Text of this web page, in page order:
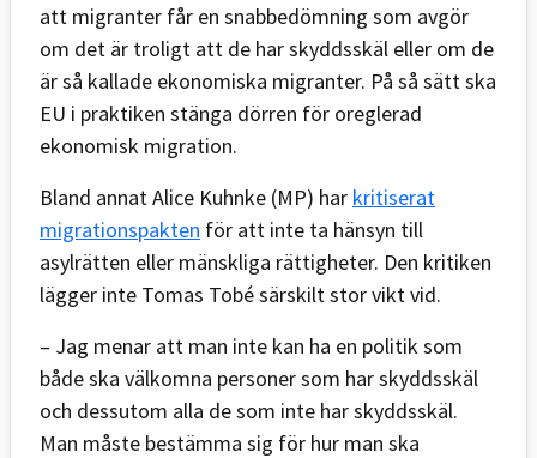
att migranter får en snabbedömning som avgör
om det är troligt att de har skyddsskäl eller om de
är så kallade ekonomiska migranter. På så sätt ska
EU i praktiken stänga dörren för oreglerad
ekonomisk migration.
Bland annat Alice Kuhnke (MP) har kritiserat
migrationspakten för att inte ta hänsyn till
asylrätten eller mänskliga rättigheter. Den kritiken
lägger inte Tomas Tobé särskilt stor vikt vid.
– Jag menar att man inte kan ha en politik som
både ska välkomna personer som har skyddsskäl
och dessutom alla de som inte har skyddsskäl.
Man måste bestämma sig för hur man ska